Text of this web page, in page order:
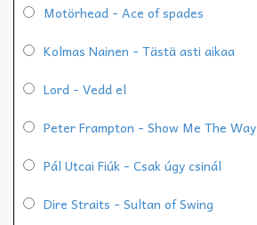
Motörhead - Ace of spades
Kolmas Nainen - Tästä asti aikaa
Lord - Vedd el
Peter Frampton - Show Me The Way
Pál Utcai Fiúk - Csak úgy csinál
Dire Straits - Sultan of Swing